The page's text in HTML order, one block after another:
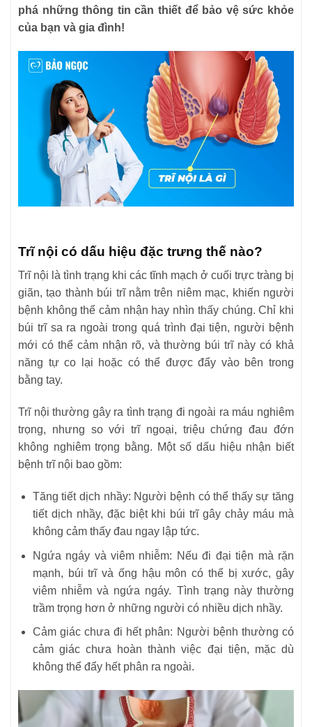
phá những thông tin cần thiết để bảo vệ sức khỏe
của bạn và gia đình!
Trĩ nội có dấu hiệu đặc trưng thế nào?
Trĩ nội là tình trạng khi các tĩnh mạch ở cuối trực tràng bị
giãn, tạo thành búi trĩ nằm trên niêm mạc, khiến người
bệnh không thể cảm nhận hay nhìn thấy chúng. Chỉ khi
búi trĩ sa ra ngoài trong quá trình đại tiện, người bệnh
mới có thể cảm nhận rõ, và thường búi trĩ này có khả
năng tự co lại hoặc có thể được đẩy vào bên trong
bằng tay.
Trĩ nội thường gây ra tình trạng đi ngoài ra máu nghiêm
trọng, nhưng so với trĩ ngoại, triệu chứng đau đớn
không nghiêm trọng bằng. Một số dấu hiệu nhận biết
bệnh trĩ nội bao gồm:
Tăng tiết dịch nhầy: Người bệnh có thể thấy sự tăng
tiết dịch nhầy, đặc biệt khi búi trĩ gây chảy máu mà
không cảm thấy đau ngay lập tức.
Ngứa ngáy và viêm nhiễm: Nếu đi đại tiện mà rặn
mạnh, búi trĩ và ống hậu môn có thể bị xước, gây
viêm nhiễm và ngứa ngáy. Tình trạng này thường
trầm trọng hơn ở những người có nhiều dịch nhầy.
Cảm giác chưa đi hết phân: Người bệnh thường có
cảm giác chưa hoàn thành việc đại tiện, mặc dù
không thể đẩy hết phân ra ngoài.